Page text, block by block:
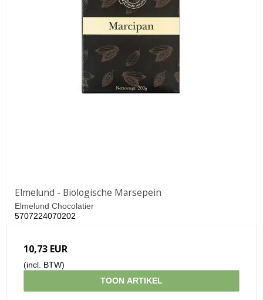
Elmelund - Biologische Marsepein
Elmelund Chocolatier
5707224070202
10,73 EUR
(incl. BTW)
TOON ARTIKEL